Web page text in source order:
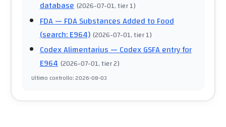
database (2026-07-01, tier 1)
FDA— FDA Substances Added to Food
(search: E964) (2026-07-01, tier 1)
Codex Alimentarius— Codex GSFA entry for
E964 (2026-07-01, tier 2)
Ultimo controllo:2026-08-03